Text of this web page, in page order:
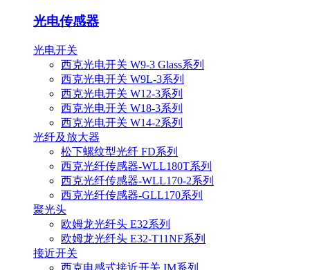
光电传感器
光电开关
西克光电开关 W9-3 Glass系列
西克光电开关 W9L-3系列
西克光电开关 W12-3系列
西克光电开关 W18-3系列
西克光电开关 W14-2系列
光纤及放大器
松下螺纹型光纤 FD系列
西克光纤传感器-WLL180T系列
西克光纤传感器-WLL170-2系列
西克光纤传感器-GLL170系列
聚光头
欧姆龙光纤头 E32系列
欧姆龙光纤头 E32-T11NF系列
接近开关
西克电感式接近开关 IM系列